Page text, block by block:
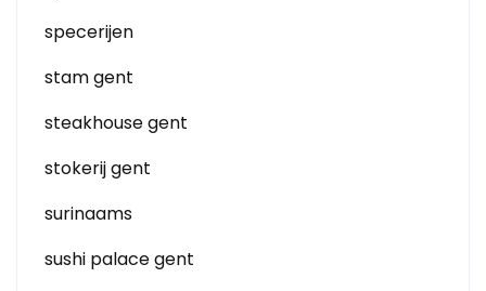
specerijen
stam gent
steakhouse gent
stokerij gent
surinaams
sushi palace gent